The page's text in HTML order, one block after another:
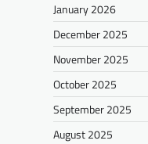
January 2026
December 2025
November 2025
October 2025
September 2025
August 2025